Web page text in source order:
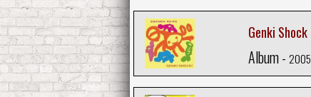
Genki Shock
Album - 2005